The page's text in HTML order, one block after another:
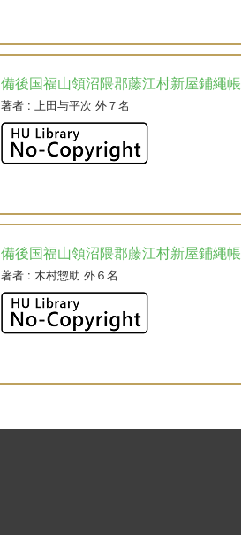
備後国福山領沼隈郡藤江村新屋鋪繩帳
著者: 上田与平次 外７名
備後国福山領沼隈郡藤江村新屋鋪繩帳
著者: 木村惣助 外６名